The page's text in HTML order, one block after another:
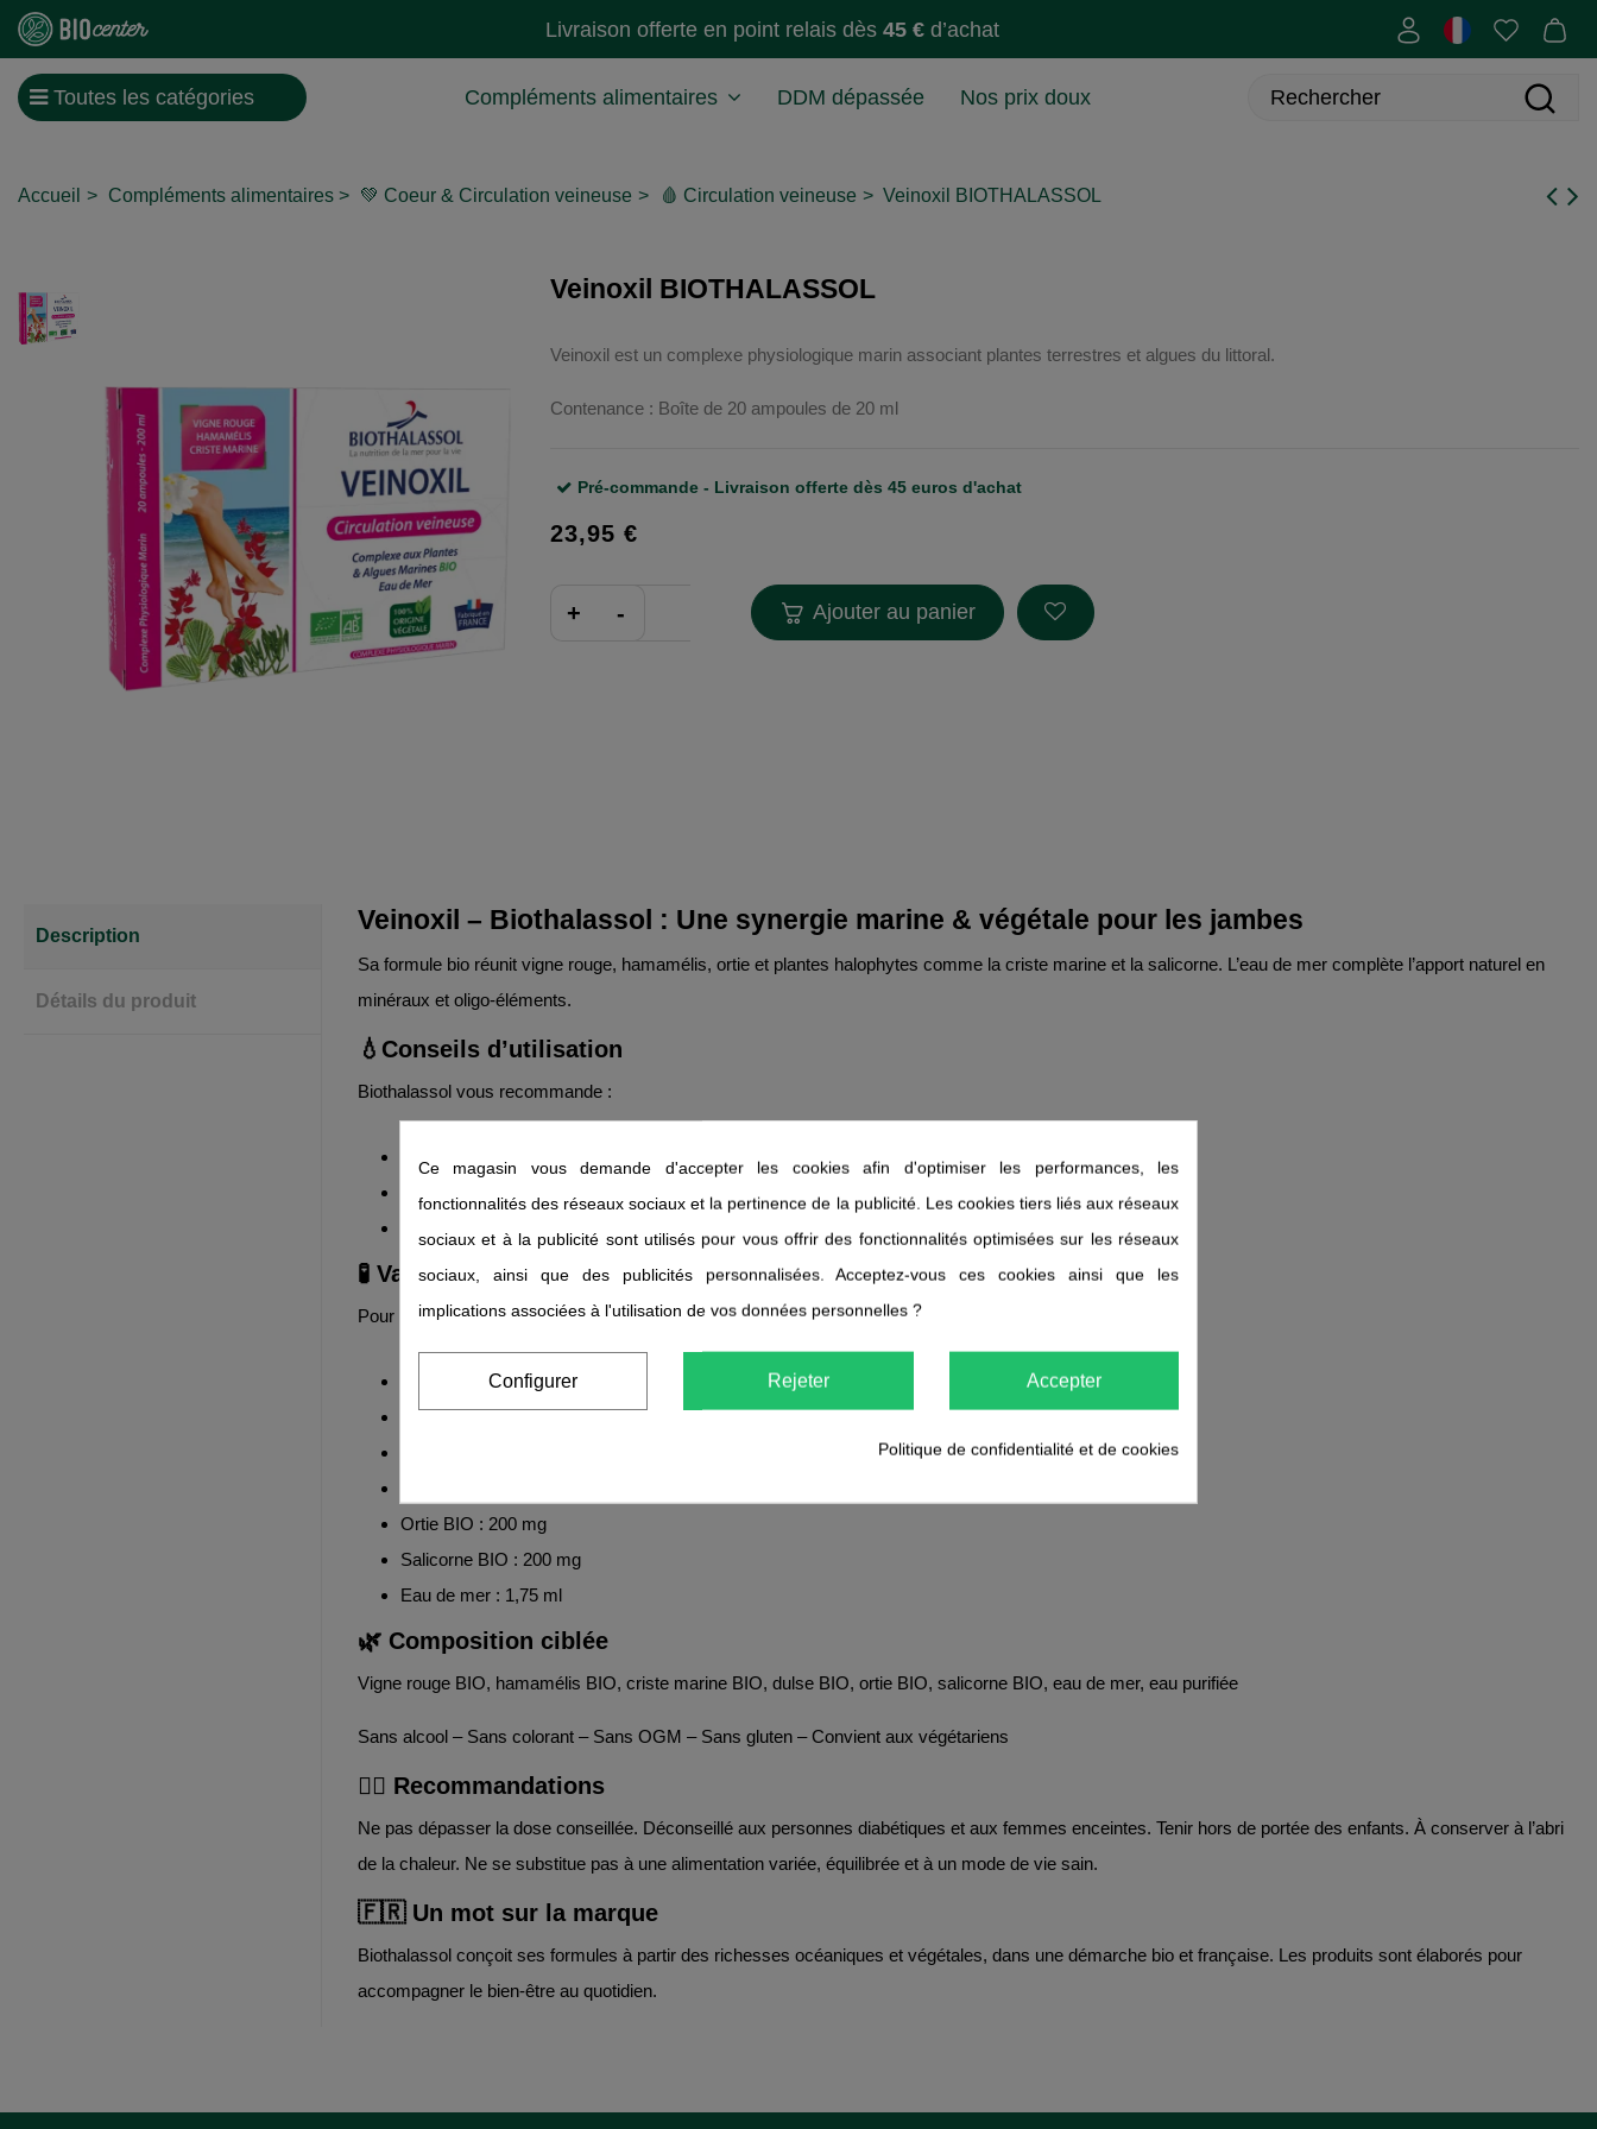
Livraison offerte en point relais dès 45 € d’achat
Toutes les catégories Compléments alimentaires DDM dépassée Nos prix doux
Accueil Compléments alimentaires 💚 Coeur & Circulation veineuse 🩸 Circulation veineuse Veinoxil BIOTHALASSOL
Veinoxil BIOTHALASSOL
Veinoxil est un complexe physiologique marin associant plantes terrestres et algues du littoral.
Contenance : Boîte de 20 ampoules de 20 ml
Pré-commande - Livraison offerte dès 45 euros d'achat
23,95 €
Ajouter au panier
Description
Détails du produit
Veinoxil – Biothalassol : Une synergie marine & végétale pour les jambes
Sa formule bio réunit vigne rouge, hamamélis, ortie et plantes halophytes comme la criste marine et la salicorne. L’eau de mer complète l’apport naturel en
minéraux et oligo-éléments.
💧Conseils d’utilisation
Biothalassol vous recommande :
Programme actif : 1 ampoule matin et soir dans un verre d’eau avant repas
Programme d’entretien : 1 ampoule le soir
🧪 Valeurs nutritionnelles
Pour 20 ml :
Vigne rouge BIO : 400 mg
Hamamélis BIO : 400 mg
Ortie BIO : 200 mg
Salicorne BIO : 200 mg
Eau de mer : 1,75 ml
🌿 Composition ciblée
Vigne rouge BIO, hamamélis BIO, criste marine BIO, dulse BIO, ortie BIO, salicorne BIO, eau de mer, eau purifiée
Sans alcool – Sans colorant – Sans OGM – Sans gluten – Convient aux végétariens
👨‍⚕️ Recommandations
Ne pas dépasser la dose conseillée. Déconseillé aux personnes diabétiques et aux femmes enceintes. Tenir hors de portée des enfants. À conserver à l’abri
de la chaleur. Ne se substitue pas à une alimentation variée, équilibrée et à un mode de vie sain.
🇫🇷 Un mot sur la marque
Biothalassol conçoit ses formules à partir des richesses océaniques et végétales, dans une démarche bio et française. Les produits sont élaborés pour
accompagner le bien-être au quotidien.
Ce magasin vous demande d'accepter les cookies afin d'optimiser les performances, les
fonctionnalités des réseaux sociaux et la pertinence de la publicité. Les cookies tiers liés aux réseaux
sociaux et à la publicité sont utilisés pour vous offrir des fonctionnalités optimisées sur les réseaux
sociaux, ainsi que des publicités personnalisées. Acceptez-vous ces cookies ainsi que les
implications associées à l'utilisation de vos données personnelles ?
Configurer Rejeter Accepter
Politique de confidentialité et de cookies